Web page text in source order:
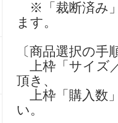
※「裁断済み
ます。
〔商品選択の手
上枠「サイズ
頂き、
上枠「購入数
い。